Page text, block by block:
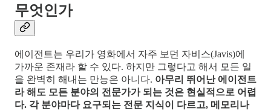
무엇인가
에이전트는 우리가 영화에서 자주 보던 자비스(Javis)에
가까운 존재라 할 수 있다. 하지만 그렇다고 해서 모든 일
을 완벽히 해내는 만능은 아니다. 아무리 뛰어난 에이전트
라 해도 모든 분야의 전문가가 되는 것은 현실적으로 어렵
다. 각 분야마다 요구되는 전문 지식이 다르고, 메모리나